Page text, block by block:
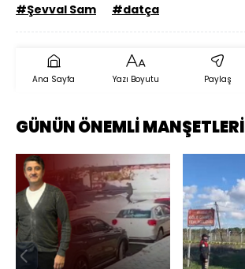
#Şevval Sam #datça
Ana Sayfa Yazı Boyutu Paylaş
GÜNÜN ÖNEMLİ MANŞETLERİ